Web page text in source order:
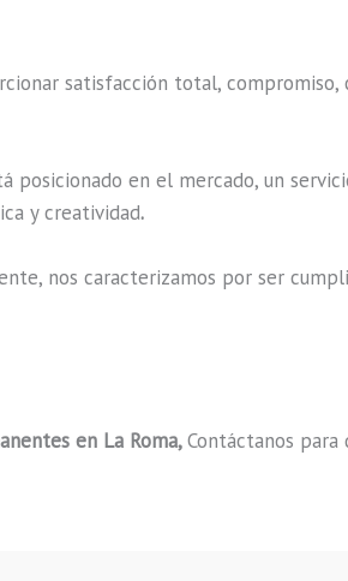
satisfacción total, compromiso,
posicionado en el mercado, un
y creatividad.
nos caracterizamos por ser
en La Roma,Contáctanos